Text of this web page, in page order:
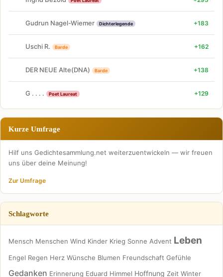
Gudrun Nagel-Wiemer Dichterlegende +183
Uschi R. Barde +162
DER NEUE Alte(DNA) Barde +138
G . . . . Poet Laureat +129
Kurze Umfrage
Hilf uns Gedichtesammlung.net weiterzuentwickeln — wir freuen
uns über deine Meinung!
Zur Umfrage
Schlagworte
Mensch Menschen Wind Kinder Krieg Sonne Advent Leben
Engel Regen Herz Wünsche Blumen Freundschaft Gefühle
Gedanken Erinnerung Eduard Himmel Hoffnung Zeit Winter